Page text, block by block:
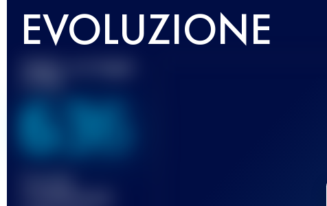
EVOLUZIONE
Miglior punteggio
636
Gara(e)